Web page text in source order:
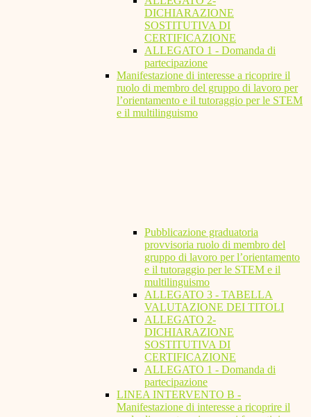
DICHIARAZIONE
SOSTITUTIVA DI
CERTIFICAZIONE
ALLEGATO 1 - Domanda di
partecipazione
Manifestazione di interesse a ricoprire il
ruolo di membro del gruppo di lavoro per
l’orientamento e il tutoraggio per le STEM
e il multilinguismo
Pubblicazione graduatoria
provvisoria ruolo di membro del
gruppo di lavoro per l’orientamento
e il tutoraggio per le STEM e il
multilinguismo
ALLEGATO 3 - TABELLA
VALUTAZIONE DEI TITOLI
ALLEGATO 2-
DICHIARAZIONE
SOSTITUTIVA DI
CERTIFICAZIONE
ALLEGATO 1 - Domanda di
partecipazione
LINEA INTERVENTO B -
Manifestazione di interesse a ricoprire il